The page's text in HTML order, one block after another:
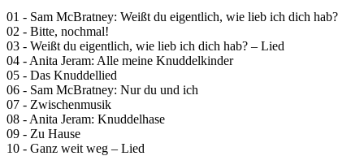
01 - Sam McBratney: Weißt du eigentlich, wie lieb ich dich hab?
02 - Bitte, nochmal!
03 - Weißt du eigentlich, wie lieb ich dich hab? – Lied
04 - Anita Jeram: Alle meine Knuddel­kinder
05 - Das Knuddellied
06 - Sam McBratney: Nur du und ich
07 - Zwischenmusik
08 - Anita Jeram: Knuddelhase
09 - Zu Hause
10 - Ganz weit weg – Lied